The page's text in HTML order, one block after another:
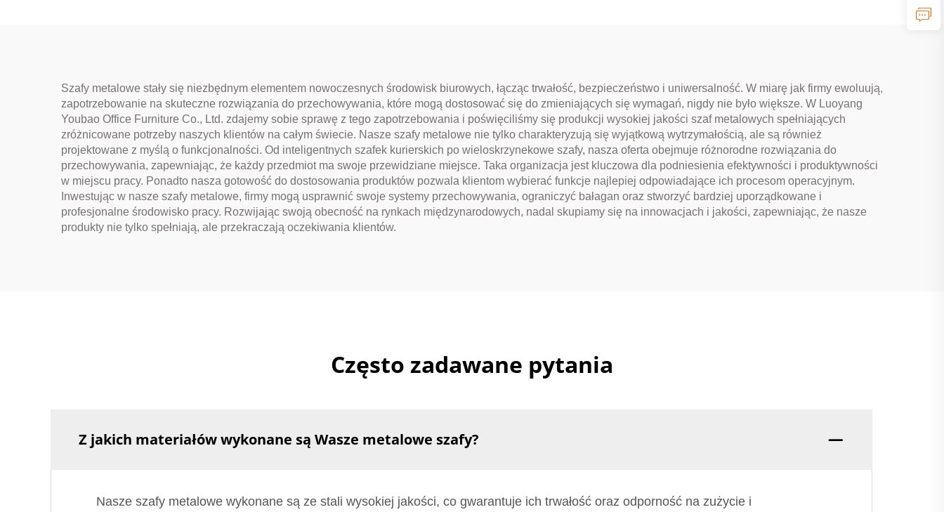
Szafy metalowe stały się niezbędnym elementem nowoczesnych środowisk biurowych, łącząc trwałość, bezpieczeństwo i uniwersalność. W miarę jak firmy ewoluują,
zapotrzebowanie na skuteczne rozwiązania do przechowywania, które mogą dostosować się do zmieniających się wymagań, nigdy nie było większe. W Luoyang
Youbao Office Furniture Co., Ltd. zdajemy sobie sprawę z tego zapotrzebowania i poświęciliśmy się produkcji wysokiej jakości szaf metalowych spełniających
zróżnicowane potrzeby naszych klientów na całym świecie. Nasze szafy metalowe nie tylko charakteryzują się wyjątkową wytrzymałością, ale są również
projektowane z myślą o funkcjonalności. Od inteligentnych szafek kurierskich po wieloskrzynekowe szafy, nasza oferta obejmuje różnorodne rozwiązania do
przechowywania, zapewniając, że każdy przedmiot ma swoje przewidziane miejsce. Taka organizacja jest kluczowa dla podniesienia efektywności i produktywności
w miejscu pracy. Ponadto nasza gotowość do dostosowania produktów pozwala klientom wybierać funkcje najlepiej odpowiadające ich procesom operacyjnym.
Inwestując w nasze szafy metalowe, firmy mogą usprawnić swoje systemy przechowywania, ograniczyć bałagan oraz stworzyć bardziej uporządkowane i
profesjonalne środowisko pracy. Rozwijając swoją obecność na rynkach międzynarodowych, nadal skupiamy się na innowacjach i jakości, zapewniając, że nasze
produkty nie tylko spełniają, ale przekraczają oczekiwania klientów.
Często zadawane pytania
Z jakich materiałów wykonane są Wasze metalowe szafy?
Nasze szafy metalowe wykonane są ze stali wysokiej jakości, co gwarantuje ich trwałość oraz odporność na zużycie i